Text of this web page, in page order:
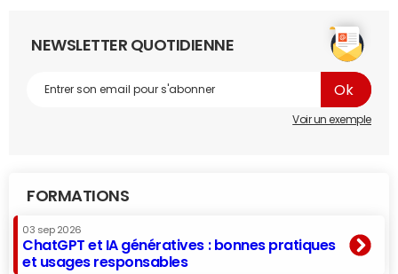
NEWSLETTER QUOTIDIENNE
Voir un exemple
FORMATIONS
03 sep 2026
ChatGPT et IA génératives : bonnes pratiques
et usages responsables